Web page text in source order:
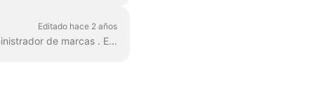
Editado hace 2 años
Añadir tu fuente personalizada es bastante fácil. La primera forma de hacerlo es con el Administrador de marcas . En cualquier proyecto, haz clic en "Gestionar marcas", está en la parte superior ...